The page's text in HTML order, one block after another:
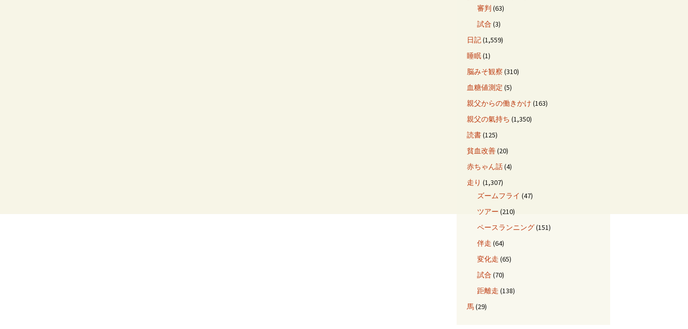
審判 (63)
試合 (3)
日記(1,559)
睡眠(1)
脳みそ観察 (310)
血糖値測定 (5)
親父からの働きかけ (163)
親父の氣持ち (1,350)
読書(125)
貧血改善(20)
赤ちゃん話(4)
走り (1,307)
ズームフライ (47)
ツアー (210)
ペースランニング(151)
伴走 (64)
変化走 (65)
試合 (70)
距離走 (138)
馬(29)